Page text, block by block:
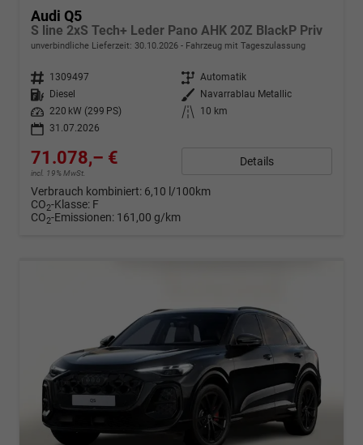
Audi Q5
S line 2xS Tech+ Leder Pano AHK 20Z BlackP Priv
unverbindliche Lieferzeit: 30.10.2026 Fahrzeug mit Tageszulassung
Fahrzeugnr. 1309497 Getriebe Automatik
Kraftstoff
Diesel Außenfarbe
Navarrablau Metallic
Leistung
220 kW (299 PS) Kilometerstand
10 km
31.07.2026
71.078,– €
incl. 19% MwSt.
Details
Verbrauch kombiniert: 6,10 l/100km
CO2-Klasse: F
CO2-Emissionen: 161,00 g/km